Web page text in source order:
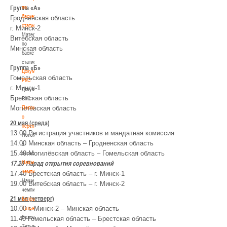
по
баскетбольной
статистике
Материалы
по
баскетбольной
статистике
Документы
РКС
Документы
РКС
Положение
о
переходах
Положение
о
переходах
Наши
чемпионы
Наши
чемпионы
Белошапко
Татьяна
Белошапко
Татьяна
Группа «А»
Гродненская область
г. Минск-2
Витебская область
Минская область
Группа «Б»
Гомельская область
г. Минск-1
Брестская область
Могилёвская область
20 мая (среда)
13.00 Регистрация участников и мандатная комиссия
14.00 Минская область – Гродненская область
15.40Могилёвская область – Гомельская область
17.20 Парад открытия соревнований
17.40Брестская область – г. Минск-1
19.00Витебская область – г. Минск-2
21 мая (четверг)
10.00г. Минск-2 – Минская область
11.40Гомельская область – Брестская область